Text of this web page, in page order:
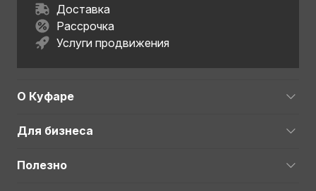
Доставка
Рассрочка
Услуги продвижения
О Куфаре
Для бизнеса
Полезно